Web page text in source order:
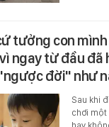
tưởng con
ngay từ đầu đã
đời" như
Sau khi
chơi một